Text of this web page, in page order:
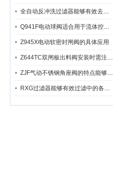
全自动反冲洗过滤器能够有效去除不同粒径的固体杂
Q941F电动球阀适合用于流体控制需要迅速反应的场合
Z945X电动软密封闸阀的具体应用
Z644TC双闸板出料阀安装时需注意哪些事项？
ZJF气动不锈钢角座阀的特点能够稳定地控制介质流量
RXG过滤器能够有效过滤中的各种杂质